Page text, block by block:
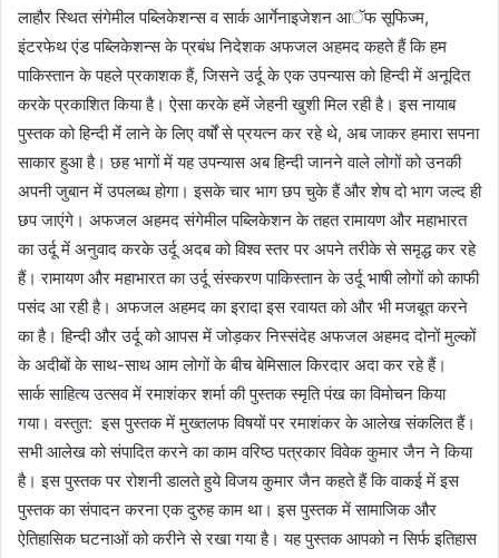
लाहौर स्थित संगेमील पब्लिकेशन्स व सार्क आर्गेनाइजेशन आॅफ सूफिज्म,
इंटरफेथ एंड पब्लिकेशन्स के प्रबंध निदेशक अफजल अहमद कहते हैं कि हम
पाकिस्तान के पहले प्रकाशक हैं, जिसने उर्दू के एक उपन्यास को हिन्दी में अनूदित
करके प्रकाशित किया है। ऐसा करके हमें जेहनी खुशी मिल रही है। इस नायाब
पुस्तक को हिन्दी मेंं लाने के लिए वर्षों से प्रयत्न कर रहे थे, अब जाकर हमारा सपना
साकार हुआ है। छह भागों में यह उपन्यास अब हिन्दी जानने वाले लोगों को उनकी
अपनी जुबान में उपलब्ध होगा। इसके चार भाग छप चुके हैं और शेष दो भाग जल्द ही
छप जाएंगे। अफजल अहमद संगेमील पब्लिकेशन के तहत रामायण और महाभारत
का उर्दू में अनुवाद करके उर्दू अदब को विश्व स्तर पर अपने तरीके से समृद्ध कर रहे
हैं। रामायण और महाभारत का उर्दू संस्करण पाकिस्तान के उर्दू भाषी लोगों को काफी
पसंद आ रही है। अफजल अहमद का इरादा इस रवायत को और भी मजबूत करने
का है। हिन्दी और उर्दू को आपस में जोड़कर निस्संदेह अफजल अहमद दोनों मुल्कों
के अदीबों के साथ-साथ आम लोगों के बीच बेमिसाल किरदार अदा कर रहे हैं।
सार्क साहित्य उत्सव में रमाशंकर शर्मा की पुस्तक स्मृति पंख का विमोचन किया
गया। वस्तुत: इस पुस्तक में मुख्तलफ विषयों पर रमाशंकर के आलेख संकलित हैं।
सभी आलेख को संपादित करने का काम वरिष्ठ पत्रकार विवेक कुमार जैन ने किया
है। इस पुस्तक पर रोशनी डालते हुये विजय कुमार जैन कहते हैं कि वाकई में इस
पुस्तक का संपादन करना एक दुरुह काम था। इस पुस्तक में सामाजिक और
ऐतिहासिक घटनाओं को करीने से रखा गया है। यह पुस्तक आपको न सिर्फ इतिहास